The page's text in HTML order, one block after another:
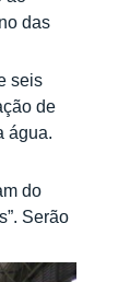
das
seis
de
água.
do
Serão